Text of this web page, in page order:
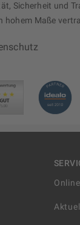
Sicherheit und
hohem Maße